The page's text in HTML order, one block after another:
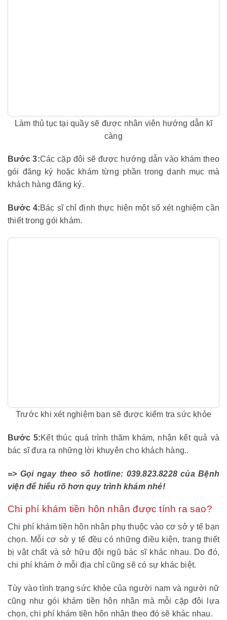
Làm thủ tục tại quầy sẽ được nhân viên hướng dẫn kĩ
càng
Bước 3:Các cặp đôi sẽ được hướng dẫn vào khám theo
gói đăng ký hoặc khám từng phần trong danh mục mà
khách hàng đăng ký.
Bước 4:Bác sĩ chỉ định thực hiện một số xét nghiệm cần
thiết trong gói khám.
Trước khi xét nghiệm bạn sẽ được kiểm tra sức khỏe
Bước 5:Kết thúc quá trình thăm khám, nhận kết quả và
bác sĩ đưa ra những lời khuyên cho khách hàng..
=> Gọi ngay theo số hotline: 039.823.8228 của Bệnh
viện để hiểu rõ hơn quy trình khám nhé!
Chi phí khám tiền hôn nhân được tính ra sao?
Chi phí khám tiền hôn nhân phụ thuộc vào cơ sở y tế bạn
chọn. Mỗi cơ sở y tế đều có những điều kiện, trang thiết
bị vật chất và sở hữu đội ngũ bác sĩ khác nhau. Do đó,
chi phí khám ở mỗi địa chỉ cũng sẽ có sự khác biệt.
Tùy vào tình trạng sức khỏe của người nam và người nữ
cũng như gói khám tiền hôn nhân mà mỗi cặp đôi lựa
chọn, chi phí khám tiền hôn nhân theo đó sẽ khác nhau.